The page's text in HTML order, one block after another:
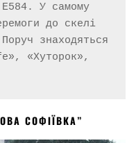
У самому
до скелі
знаходяться
«Хуторок»,
СОФІЇВКА”